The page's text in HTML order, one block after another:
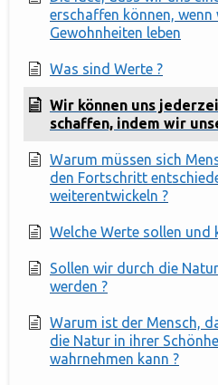
erschaffen können, wenn
Gewohnheiten leben
Was sind Werte ?
Wir können uns
schaffen, indem wir
Warum müssen sich
den Fortschritt
weiterentwickeln ?
Welche Werte sollen und
Sollen wir durch die
werden ?
Warum ist der Mensch,
die Natur in ihrer
wahrnehmen kann ?